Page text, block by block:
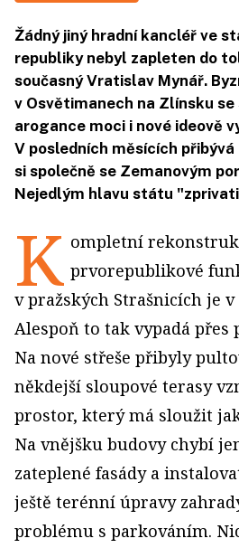
Žádný jiný hradní kancléř ve
republiky nebyl zapleten do
současný Vratislav Mynář.
v Osvětimanech na Zlínsku
arogance moci i nové ideově
V posledních měsících
si společně se Zemanovým
Nejedlým hlavu státu
K ompletní
prvorepublikové
v pražských Strašnicích je
Alespoň to tak vypadá přes
Na nové střeše přibyly
někdejší sloupové terasy
prostor, který má sloužit
Na vnějšku budovy chybí
zateplené fasády a
ještě terénní úpravy
problému s parkováním.